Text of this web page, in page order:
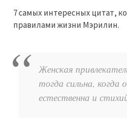
7 самых интересных цитат,
правилами жизни Мэрилин.
Женская
тогда сильна, когда
естественна и